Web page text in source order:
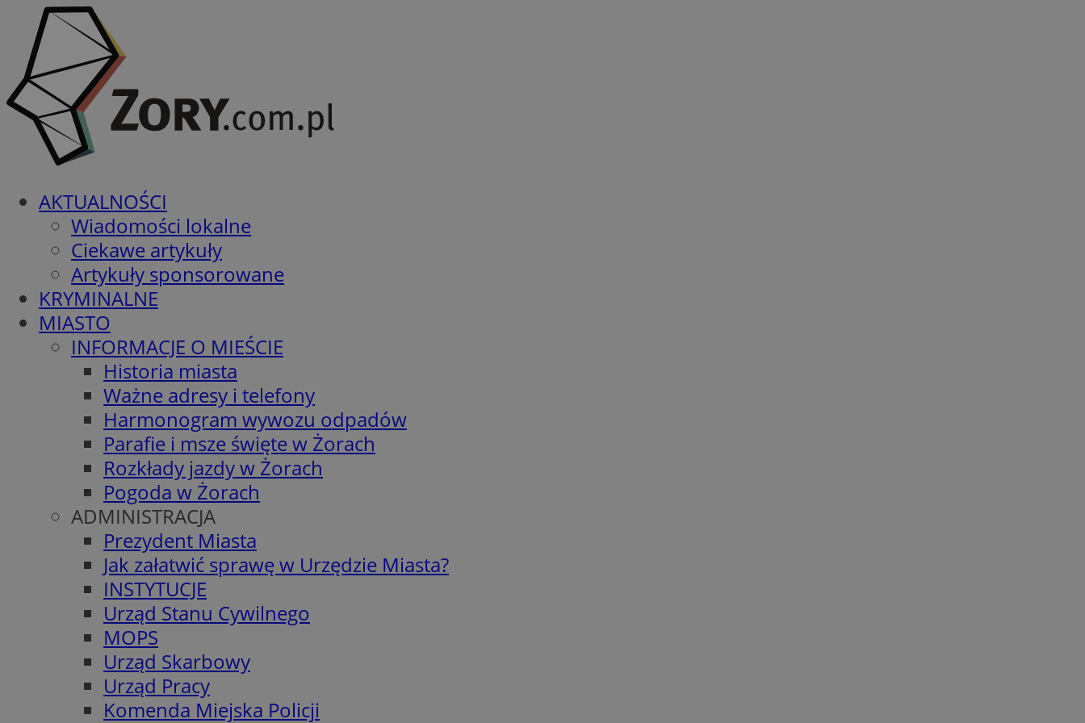
AKTUALNOŚCI
Wiadomości lokalne
Ciekawe artykuły
Artykuły sponsorowane
KRYMINALNE
MIASTO
INFORMACJE O MIEŚCIE
Historia miasta
Ważne adresy i telefony
Harmonogram wywozu odpadów
Parafie i msze święte w Żorach
Rozkłady jazdy w Żorach
Pogoda w Żorach
ADMINISTRACJA
Prezydent Miasta
Jak załatwić sprawę w Urzędzie Miasta?
INSTYTUCJE
Urząd Stanu Cywilnego
MOPS
Urząd Skarbowy
Urząd Pracy
Komenda Miejska Policji